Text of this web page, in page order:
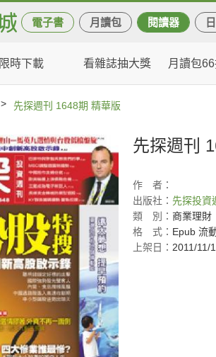
電子書 月讀包 閱讀器
限時下載 看雜誌抽大獎 月讀包
> 先探週刊 1648期 精華版
先探週刊
作
者：
出版社： 先探投資
類
別： 商業理財
格
式： Epub 流
上架日： 2011/11/